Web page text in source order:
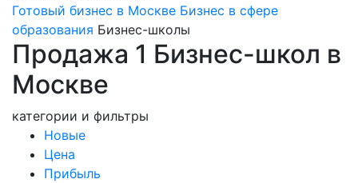
Готовый бизнес в Москве Бизнес в сфере
образования Бизнес-школы
Продажа 1 Бизнес-школ в
Москве
категории и фильтры
Новые
Цена
Прибыль